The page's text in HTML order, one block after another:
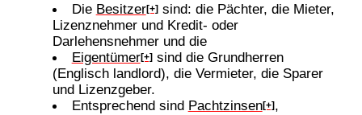
Die Besitzer[+]sind: die Pächter, die Mieter,
Lizenznehmer und Kredit- oder
Darlehensnehmer und die
Eigentümer[+]sind die Grundherren
(Englisch landlord), die Vermieter, die Sparer
und Lizenzgeber.
Entsprechend sind Pachtzinsen[+],